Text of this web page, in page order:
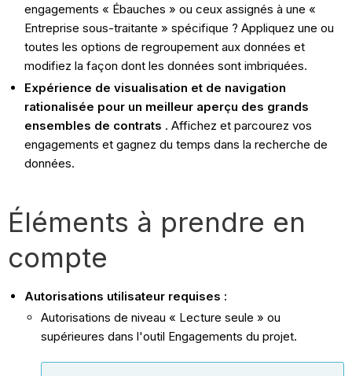
engagements « Ébauches » ou ceux assignés à une «
Entreprise sous-traitante » spécifique ? Appliquez une ou
toutes les options de regroupement aux données et
modifiez la façon dont les données sont imbriquées.
Expérience de visualisation et de navigation
rationalisée pour un meilleur aperçu des grands
ensembles de contrats . Affichez et parcourez vos
engagements et gagnez du temps dans la recherche de
données.
Éléments à prendre en
compte
Autorisations utilisateur requises :
Autorisations de niveau « Lecture seule » ou
supérieures dans l'outil Engagements du projet.